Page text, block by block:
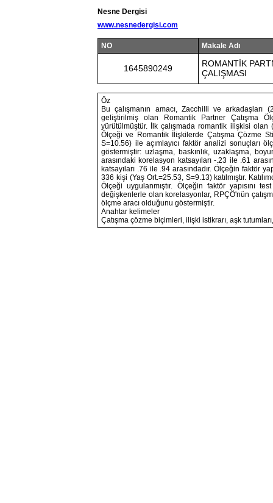
Nesne Dergisi
www.nesnedergisi.com
NO Makale Adı
1645890249
ROMANTİK
ÇALIŞMASI
Öz
Bu çalışmanın amacı, Zacchilli ve arkadaşları
geliştirilmiş olan Romantik Partner Çatışma
yürütülmüştür. İlk çalışmada romantik ilişkisi olan
Ölçeği ve Romantik İlişkilerde Çatışma Çözme
S=10.56) ile açımlayıcı faktör analizi sonuçları
göstermiştir: uzlaşma, baskınlık, uzaklaşma,
arasındaki korelasyon katsayıları -.23 ile .61
katsayıları .76 ile .94 arasındadır. Ölçeğin faktör
336 kişi (Yaş Ort.=25.53, S=9.13) katılmıştır.
Ölçeği uygulanmıştır. Ölçeğin faktör yapısını
değişkenlerle olan korelasyonlar, RPÇÖ'nün
ölçme aracı olduğunu göstermiştir.
Anahtar kelimeler
Çatışma çözme biçimleri, ilişki istikrarı, aşk